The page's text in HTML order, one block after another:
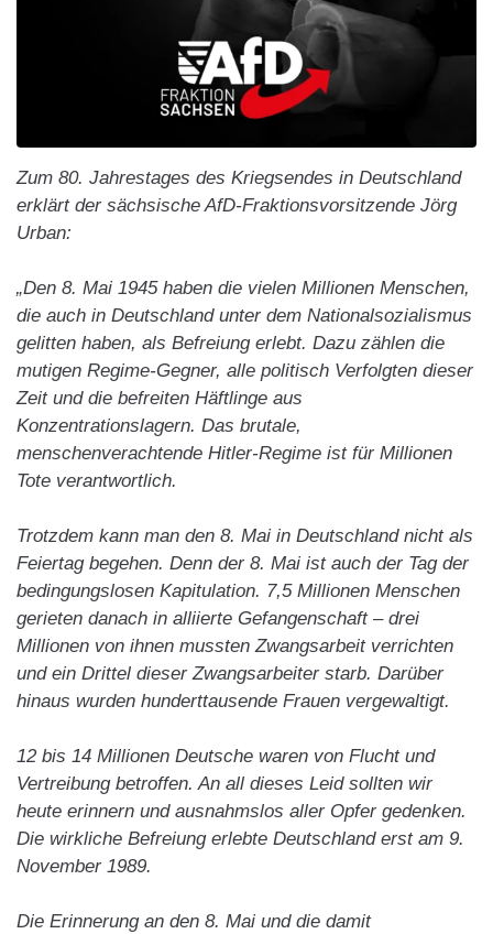
Zum 80. Jahrestages des Kriegsendes in Deutschland
erklärt der sächsische AfD-Fraktionsvorsitzende Jörg
Urban:
„Den 8. Mai 1945 haben die vielen Millionen Menschen,
die auch in Deutschland unter dem Nationalsozialismus
gelitten haben, als Befreiung erlebt. Dazu zählen die
mutigen Regime-Gegner, alle politisch Verfolgten dieser
Zeit und die befreiten Häftlinge aus
Konzentrationslagern. Das brutale,
menschenverachtende Hitler-Regime ist für Millionen
Tote verantwortlich.
Trotzdem kann man den 8. Mai in Deutschland nicht als
Feiertag begehen. Denn der 8. Mai ist auch der Tag der
bedingungslosen Kapitulation. 7,5 Millionen Menschen
gerieten danach in alliierte Gefangenschaft – drei
Millionen von ihnen mussten Zwangsarbeit verrichten
und ein Drittel dieser Zwangsarbeiter starb. Darüber
hinaus wurden hunderttausende Frauen vergewaltigt.
12 bis 14 Millionen Deutsche waren von Flucht und
Vertreibung betroffen. An all dieses Leid sollten wir
heute erinnern und ausnahmslos aller Opfer gedenken.
Die wirkliche Befreiung erlebte Deutschland erst am 9.
November 1989.
Die Erinnerung an den 8. Mai und die damit